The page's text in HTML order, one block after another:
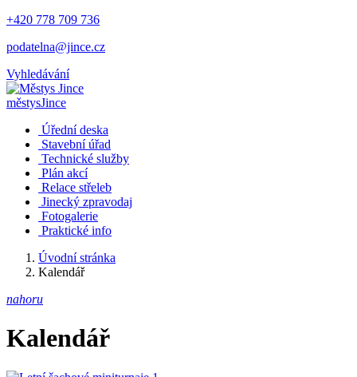
+420 778 709 736
podatelna@jince.cz
Vyhledávání
městysJince
Úřední deska
Stavební úřad
Technické služby
Plán akcí
Relace střeleb
Jinecký zpravodaj
Fotogalerie
Praktické info
Úvodní stránka
Kalendář
nahoru
Kalendář